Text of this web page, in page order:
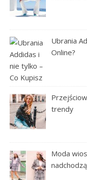
Ubrania
Online?
trendy
Moda